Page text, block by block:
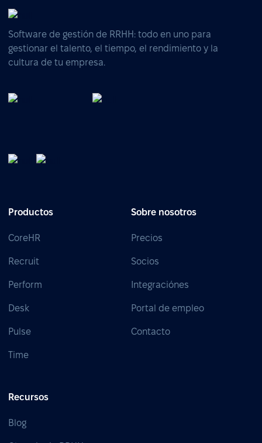
Software de gestión de RRHH: todo en uno para
gestionar el talento, el tiempo, el rendimiento y la
cultura de tu empresa.
Productos
CoreHR
Recruit
Perform
Desk
Pulse
Time
Sobre nosotros
Precios
Socios
Integraciónes
Portal de empleo
Contacto
Recursos
Blog